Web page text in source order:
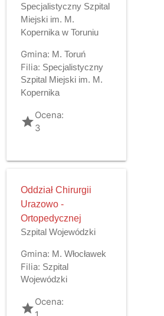
Specjalistyczny Szpital
Miejski im. M.
Kopernika w Toruniu
Gmina: M. Toruń
Filia: Specjalistyczny
Szpital Miejski im. M.
Kopernika
gradeOcena:
3
Oddział Chirurgii
Urazowo -
Ortopedycznej
Szpital Wojewódzki
Gmina: M. Włocławek
Filia: Szpital
Wojewódzki
gradeOcena: